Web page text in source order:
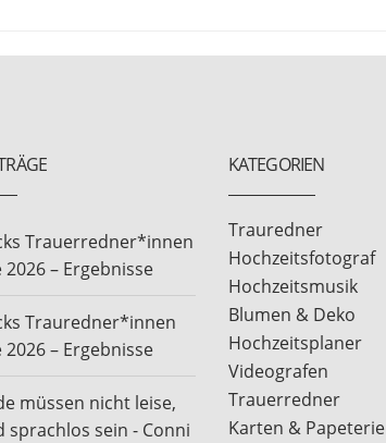
Trauerredner*innen
– Ergebnisse
Trauredner*innen
– Ergebnisse
müssen nicht leise,
sprachlos sein - Conni
KATEGORIEN
Trauredner
Hochzeitsfotograf
Hochzeitsmusik
Blumen & Deko
Hochzeitsplaner
Videografen
Trauerredner
Karten & Papeterie